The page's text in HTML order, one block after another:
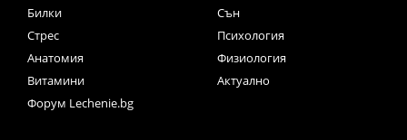
Билки
Сън
Стрес
Психология
Анатомия
Физиология
Витамини
Актуално
Форум Lechenie.bg